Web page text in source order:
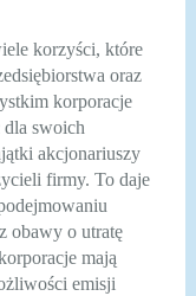
korzyści, które
oraz
korporacje
swoich
akcjonariuszy
firmy. To daje
obawy o utratę
mają
emisji